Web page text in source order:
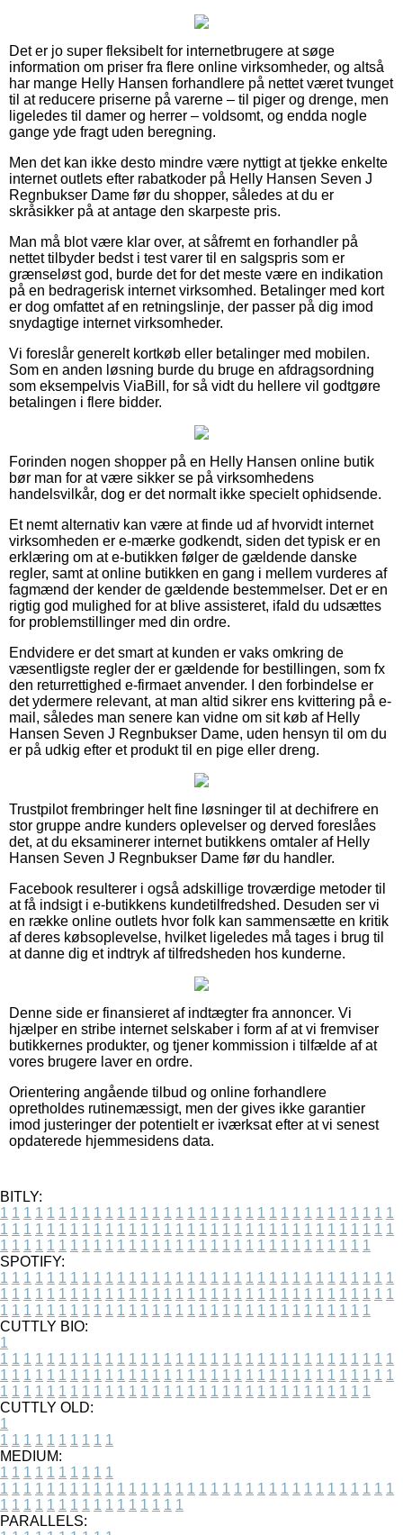
Det er jo super fleksibelt for internetbrugere at søge
information om priser fra flere online virksomheder, og altså
har mange Helly Hansen forhandlere på nettet været tvunget
til at reducere priserne på varerne – til piger og drenge, men
ligeledes til damer og herrer – voldsomt, og endda nogle
gange yde fragt uden beregning.
Men det kan ikke desto mindre være nyttigt at tjekke enkelte
internet outlets efter rabatkoder på Helly Hansen Seven J
Regnbukser Dame før du shopper, således at du er
skråsikker på at antage den skarpeste pris.
Man må blot være klar over, at såfremt en forhandler på
nettet tilbyder bedst i test varer til en salgspris som er
grænseløst god, burde det for det meste være en indikation
på en bedragerisk internet virksomhed. Betalinger med kort
er dog omfattet af en retningslinje, der passer på dig imod
snydagtige internet virksomheder.
Vi foreslår generelt kortkøb eller betalinger med mobilen.
Som en anden løsning burde du bruge en afdragsordning
som eksempelvis ViaBill, for så vidt du hellere vil godtgøre
betalingen i flere bidder.
Forinden nogen shopper på en Helly Hansen online butik
bør man for at være sikker se på virksomhedens
handelsvilkår, dog er det normalt ikke specielt ophidsende.
Et nemt alternativ kan være at finde ud af hvorvidt internet
virksomheden er e-mærke godkendt, siden det typisk er en
erklæring om at e-butikken følger de gældende danske
regler, samt at online butikken en gang i mellem vurderes af
fagmænd der kender de gældende bestemmelser. Det er en
rigtig god mulighed for at blive assisteret, ifald du udsættes
for problemstillinger med din ordre.
Endvidere er det smart at kunden er vaks omkring de
væsentligste regler der er gældende for bestillingen, som fx
den returrettighed e-firmaet anvender. I den forbindelse er
det ydermere relevant, at man altid sikrer ens kvittering på e-
mail, således man senere kan vidne om sit køb af Helly
Hansen Seven J Regnbukser Dame, uden hensyn til om du
er på udkig efter et produkt til en pige eller dreng.
Trustpilot frembringer helt fine løsninger til at dechifrere en
stor gruppe andre kunders oplevelser og derved foreslåes
det, at du eksaminerer internet butikkens omtaler af Helly
Hansen Seven J Regnbukser Dame før du handler.
Facebook resulterer i også adskillige troværdige metoder til
at få indsigt i e-butikkens kundetilfredshed. Desuden ser vi
en række online outlets hvor folk kan sammensætte en kritik
af deres købsoplevelse, hvilket ligeledes må tages i brug til
at danne dig et indtryk af tilfredsheden hos kunderne.
Denne side er finansieret af indtægter fra annoncer. Vi
hjælper en stribe internet selskaber i form af at vi fremviser
butikkernes produkter, og tjener kommission i tilfælde af at
vores brugere laver en ordre.
Orientering angående tilbud og online forhandlere
opretholdes rutinemæssigt, men der gives ikke garantier
imod justeringer der potentielt er iværksat efter at vi senest
opdaterede hjemmesidens data.
BITLY:
1 1 1 1 1 1 1 1 1 1 1 1 1 1 1 1 1 1 1 1 1 1 1 1 1 1 1 1 1 1 1 1 1 1
1 1 1 1 1 1 1 1 1 1 1 1 1 1 1 1 1 1 1 1 1 1 1 1 1 1 1 1 1 1 1 1 1 1
1 1 1 1 1 1 1 1 1 1 1 1 1 1 1 1 1 1 1 1 1 1 1 1 1 1 1 1 1 1 1 1
SPOTIFY:
1 1 1 1 1 1 1 1 1 1 1 1 1 1 1 1 1 1 1 1 1 1 1 1 1 1 1 1 1 1 1 1 1 1
1 1 1 1 1 1 1 1 1 1 1 1 1 1 1 1 1 1 1 1 1 1 1 1 1 1 1 1 1 1 1 1 1 1
1 1 1 1 1 1 1 1 1 1 1 1 1 1 1 1 1 1 1 1 1 1 1 1 1 1 1 1 1 1 1 1
CUTTLY BIO:
1
1 1 1 1 1 1 1 1 1 1 1 1 1 1 1 1 1 1 1 1 1 1 1 1 1 1 1 1 1 1 1 1 1 1
1 1 1 1 1 1 1 1 1 1 1 1 1 1 1 1 1 1 1 1 1 1 1 1 1 1 1 1 1 1 1 1 1 1
1 1 1 1 1 1 1 1 1 1 1 1 1 1 1 1 1 1 1 1 1 1 1 1 1 1 1 1 1 1 1 1
CUTTLY OLD:
1
1 1 1 1 1 1 1 1 1 1
MEDIUM:
1 1 1 1 1 1 1 1 1 1
1 1 1 1 1 1 1 1 1 1 1 1 1 1 1 1 1 1 1 1 1 1 1 1 1 1 1 1 1 1 1 1 1 1
1 1 1 1 1 1 1 1 1 1 1 1 1 1 1 1
PARALLELS: